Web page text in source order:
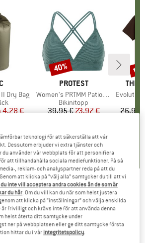
Dry Bag
pris
4,28 €
(2)
VARUMÄRKE
PROTEST
Produkter
Women's PRTMM Patio Triangle
Produktgrupp
Bikinitopp
Pris
39,95 €Reducerat pris
23,97 €
4,9(23)
Rabatt
40%
THE
Produkter
Evolution
26,95
till
Shirt - Merinotröja
teknologi för att säkerställa att vår
Dessutom erbjuder vi extra tjänster och
du använder vår webbplats för att personifiera
att tillhandahålla sociala mediefunktioner. På så
, reklam- och analyspartner reda på att du
att klicka på ”välj alla” samtycker du till att vi
du inte vill acceptera andra cookies än de som är
du här. Om du vill kan du när som helst justera
att klicka på ”inställningar” och välja enskilda
frivilligt och krävs inte för att använda denna
helst återta ditt samtycke under
ner på webbplatsen eller ge ditt samtycke första
hittar du i vår integritetspolicy.